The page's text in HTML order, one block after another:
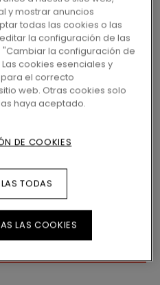
Disponible en2 variantes
CERCA
hacer? ¡No se
tienda de Pergo
y mostrar anuncios
todas las cookies o las
la configuración de las
la configuración de
cookies esenciales y
el correcto
web. Otras cookies solo
haya aceptado.
DE COOKIES
TODAS
LAS COOKIES